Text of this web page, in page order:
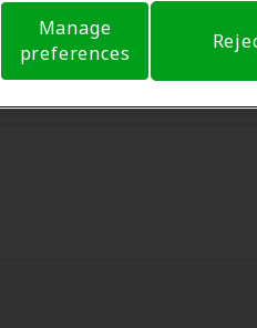
Manage
preferences
transparente su
preguntas sobre el seguro